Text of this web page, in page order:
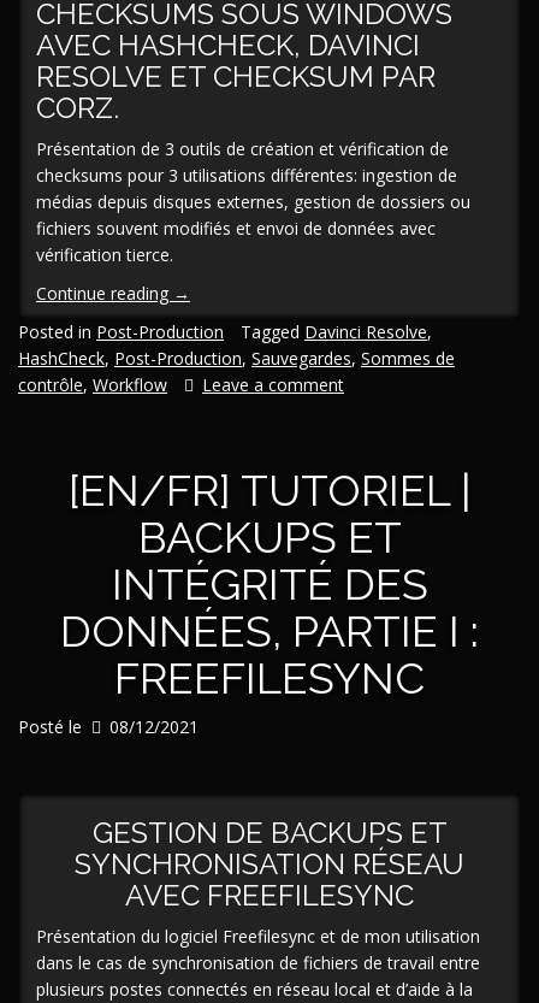
CHECKSUMS SOUS WINDOWS
AVEC HASHCHECK, DAVINCI
RESOLVE ET CHECKSUM PAR
CORZ.
Présentation de 3 outils de création et vérification de
checksums pour 3 utilisations différentes: ingestion de
médias depuis disques externes, gestion de dossiers ou
fichiers souvent modifiés et envoi de données avec
vérification tierce.
Continue reading « [En/Fr]
Tutoriel
|
Backups
et
données,
partie
II :
Checksums »
→
Posted in Post-Production Tagged Davinci Resolve,
HashCheck, Post-Production, Sauvegardes, Sommes de
contrôle, Workflow Leave a comment
[EN/FR] TUTORIEL |
BACKUPS ET
INTÉGRITÉ DES
DONNÉES, PARTIE I :
FREEFILESYNC
Posté le 08/12/2021
GESTION DE BACKUPS ET
SYNCHRONISATION RÉSEAU
AVEC FREEFILESYNC
Présentation du logiciel Freefilesync et de mon utilisation
dans le cas de synchronisation de fichiers de travail entre
plusieurs postes connectés en réseau local et d’aide à la